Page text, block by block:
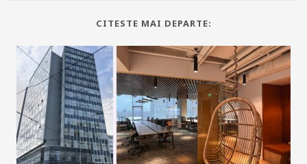
CITESTE MAI DEPARTE: